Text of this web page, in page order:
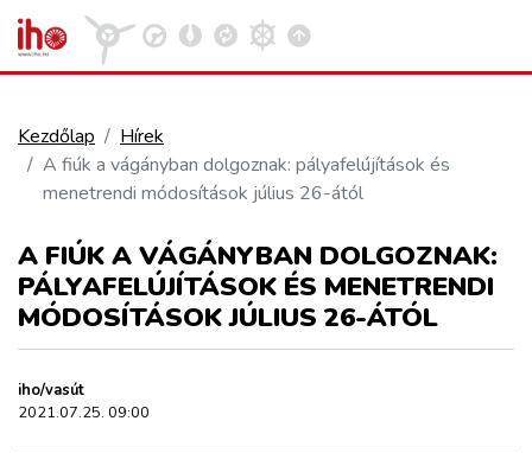
VASÚT
KÖZÚT
REPÜLÉS
KÖZLEKEDÉSFEJLESZTÉS
Kezdőlap
Hírek
A fiúk a vágányban dolgoznak: pályafelújítások és
menetrendi módosítások július 26-ától
A FIÚK A VÁGÁNYBAN DOLGOZNAK:
PÁLYAFELÚJÍTÁSOK ÉS MENETRENDI
MÓDOSÍTÁSOK JÚLIUS 26-ÁTÓL
iho/vasút
2021.07.25. 09:00